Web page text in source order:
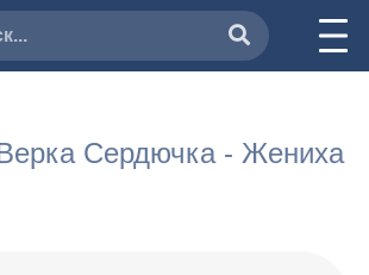
Сердючка - Жениха